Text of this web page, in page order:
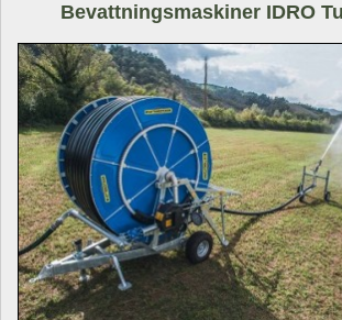
Bevattningsmaskiner IDRO